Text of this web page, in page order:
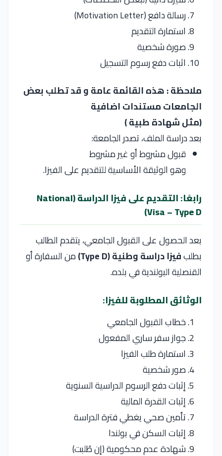
رسالة دافع (Motivation Letter)
استمارة التقديم
صورة شخصية
اثبات دفع رسوم التسجيل
ملاحظة :هذه القائمة عامة و قد تطلب بعض
الجامعات مستندات اضافية
(مثل شهادة طبية )
بعد دراسة الملف، تصدر الجامعة:
قبول مشروط أو غير مشروط
وهو الوثيقة الأساسية للتقديم على الفيزا.
رابعًا: التقديم على فيزا الدراسة (National
Visa – Type D)
بعد الحصول على القبول الجامعي، يتقدم الطالب
بطلبفيزا دراسة وطنية (Type D)
من السفارة أو
القنصلية البولندية في بلده.
الوثائق المطلوبة للفيزا:
خطاب القبول الجامعي
جواز سفر ساري المفعول
استمارة طلب الفيزا
صور شخصية
إثبات دفع الرسوم الدراسية السنوية
إثبات القدرة المالية
تأمين صحي يغطي فترة الدراسة
إثبات السكن في بولندا
شهادة عدم محكومية (إن طُلبت)